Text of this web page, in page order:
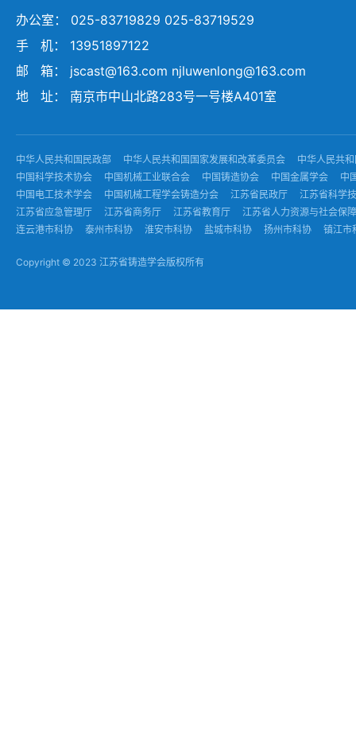
办公室： 025-83719829 025-83719529
手 机： 13951897122
邮 箱： jscast@163.com njluwenlong@163.com
地 址： 南京市中山北路283号一号楼A401室
中华人民共和国民政部 中华人民共和国国家发展和改革委员会
中华人民共
中国科学技术协会
中国机械工业联合会 中国铸造协会 中国金属学会
中
中国电工技术学会
中国机械工程学会铸造分会 江苏省民政厅
江苏省科学
江苏省应急管理厅
江苏省商务厅 江苏省教育厅
江苏省人力资源与社会保
连云港市科协
泰州市科协 淮安市科协 盐城市科协 扬州市科协 镇江市
Copyright © 2023 江苏省铸造学会版权所有